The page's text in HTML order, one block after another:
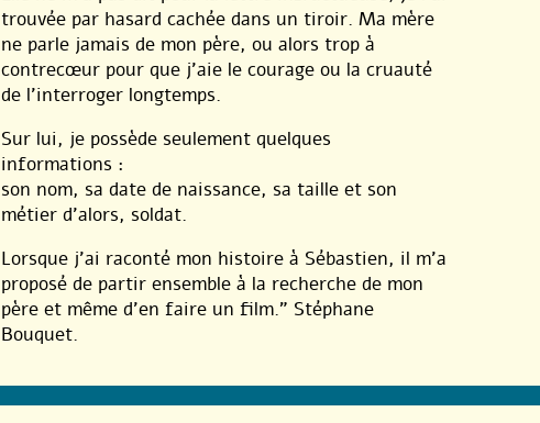
trouvée par hasard cachée dans un tiroir. Ma mère
ne parle jamais de mon père, ou alors trop à
contrecœur pour que j’aie le courage ou la cruauté
de l’interroger longtemps.
Sur lui, je possède seulement quelques
informations :
son nom, sa date de naissance, sa taille et son
métier d’alors, soldat.
Lorsque j’ai raconté mon histoire à Sébastien, il m’a
proposé de partir ensemble à la recherche de mon
père et même d’en faire un film.” Stéphane
Bouquet.